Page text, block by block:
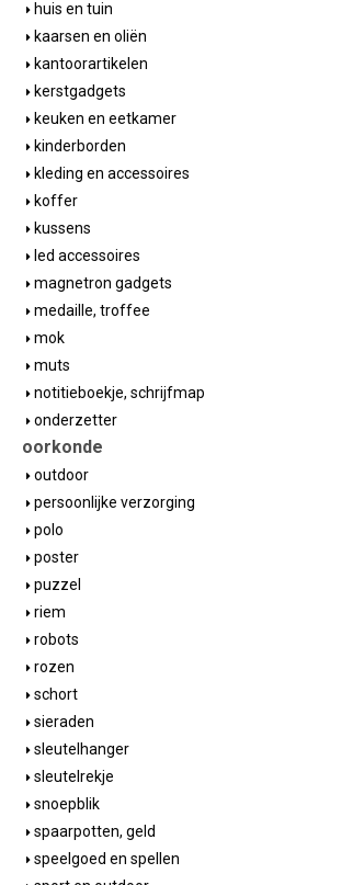
huis en tuin
kaarsen en oliën
kantoorartikelen
kerstgadgets
keuken en eetkamer
kinderborden
kleding en accessoires
koffer
kussens
led accessoires
magnetron gadgets
medaille, troffee
mok
muts
notitieboekje, schrijfmap
onderzetter
oorkonde
outdoor
persoonlijke verzorging
polo
poster
puzzel
riem
robots
rozen
schort
sieraden
sleutelhanger
sleutelrekje
snoepblik
spaarpotten, geld
speelgoed en spellen